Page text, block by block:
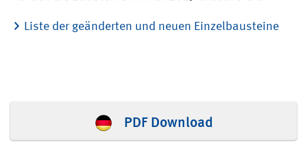
Liste der geänderten und neuen Einzelbausteine
PDF Download